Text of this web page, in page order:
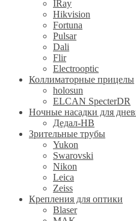
IRay
Hikvision
Fortuna
Pulsar
Dali
Flir
Electrooptic
Коллиматорные прицелы
holosun
ELCAN SpecterDR
Ночные насадки для
Дедал-НВ
Зрительные трубы
Yukon
Swarovski
Nikon
Leica
Zeiss
Крепления для оптики
Blaser